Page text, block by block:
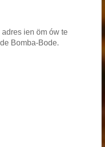
ien öm ów te
Bomba-Bode.